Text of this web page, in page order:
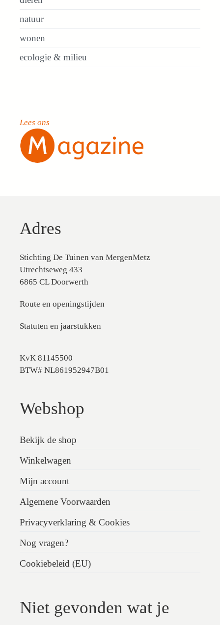
natuur
wonen
ecologie & milieu
Lees ons
Adres
Stichting De Tuinen van MergenMetz
Utrechtseweg 433
6865 CL Doorwerth
Route en openingstijden
Statuten en jaarstukken
KvK 81145500
BTW# NL861952947B01
Webshop
Bekijk de shop
Winkelwagen
Mijn account
Algemene Voorwaarden
Privacyverklaring & Cookies
Nog vragen?
Cookiebeleid (EU)
Niet gevonden wat je